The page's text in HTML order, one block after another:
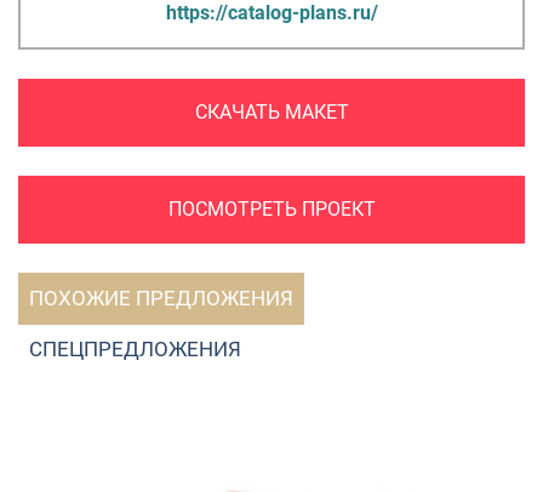
https://catalog-plans.ru/
СКАЧАТЬ МАКЕТ
ПОСМОТРЕТЬ ПРОЕКТ
ПОХОЖИЕ ПРЕДЛОЖЕНИЯ
СПЕЦПРЕДЛОЖЕНИЯ